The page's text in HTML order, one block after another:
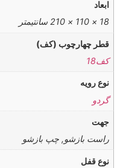
ابعاد
18 × 110 × 210 سانتیمتر
قطر چهارچوب (کف)
کف18
نوع رویه
گردو
جهت
راست بازشو, چپ بازشو
نوع قفل